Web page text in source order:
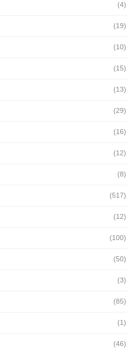
(4)
(19)
(10)
(15)
(13)
(29)
(16)
(12)
(8)
(517)
(12)
(100)
(50)
(3)
(85)
(1)
(46)